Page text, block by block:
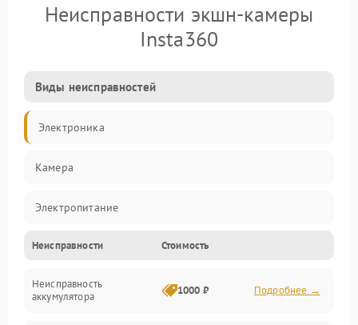
Неисправности экшн-камеры
Insta360
Виды неисправностей
Электроника
Камера
Электропитание
Память/Носитель
Хранение данных
Неисправности Стоимость
Неисправность
аккумулятора
1000 ₽ Подробнее →